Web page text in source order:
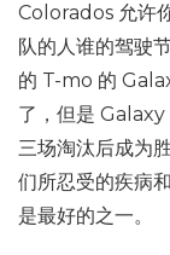
Colorados 允许
队的人谁的驾驶
的 T-mo 的
了，但是
三场淘汰后成为
们所忍受的疾病
是最好的之一。